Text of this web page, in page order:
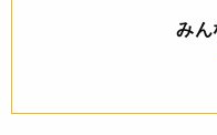
◆サイズ
横マチ ◆素材:2層フィ
みん